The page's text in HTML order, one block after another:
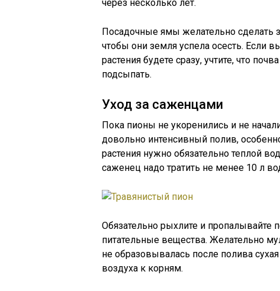
через несколько лет.
Посадочные ямы желательно сделать
чтобы они земля успела осесть. Если
растения будете сразу, учтите, что
подсыпать.
Уход за саженцами
Пока пионы не укоренились и не
довольно интенсивный полив,
растения нужно обязательно теплой
саженец надо тратить не менее 10 л
Обязательно рыхлите и пропалывайте
питательные вещества. Желательно
не образовывалась после полива
воздуха к корням.